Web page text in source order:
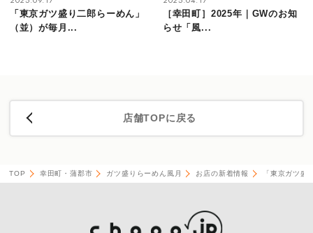
「東京ガツ盛り二郎らーめん」
（並）が毎月...
［幸田町］2025年｜GWのお知
らせ「風...
店舗TOPに戻る
TOP 幸田町・蒲郡市 ガツ盛りらーめん風月 お店の新着情報 「東京ガツ